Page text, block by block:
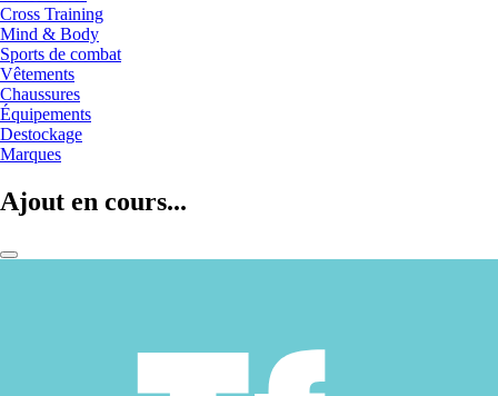
Cross Training
Mind & Body
Sports de combat
Vêtements
Chaussures
Équipements
Destockage
Marques
Ajout en cours...